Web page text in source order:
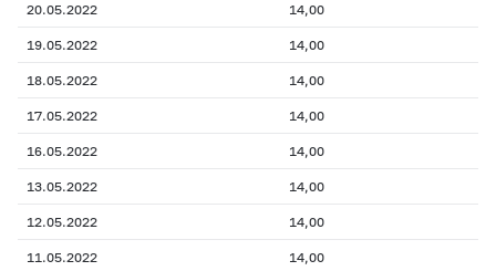
20.05.2022 14,00
19.05.2022 14,00
18.05.2022 14,00
17.05.2022 14,00
16.05.2022 14,00
13.05.2022 14,00
12.05.2022 14,00
11.05.2022 14,00